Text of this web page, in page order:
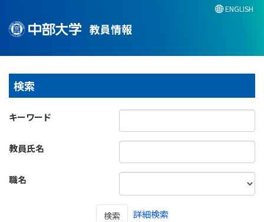
教員情報
ENGLISH
検索
キーワード
教員氏名
職名
検索
詳細検索